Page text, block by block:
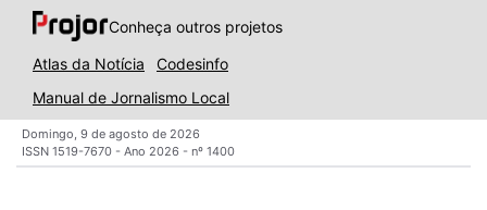
Conheça outros projetos
Atlas da Notícia
Codesinfo
Manual de Jornalismo Local
Domingo, 9 de agosto de 2026
ISSN 1519-7670 - Ano 2026 - nº 1400